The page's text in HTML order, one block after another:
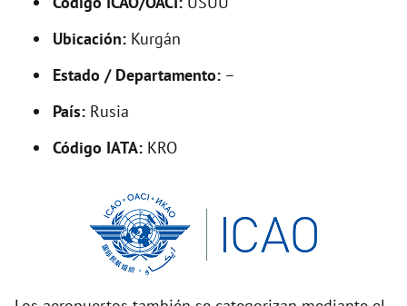
i
Ubicación: Kurgán
Estado / Departamento: –
País: Rusia
Código IATA: KRO